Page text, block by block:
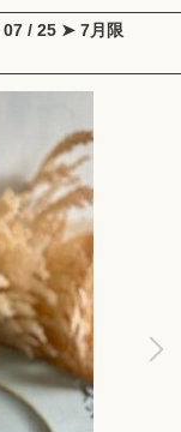
07 / 25 ➤ 7月限